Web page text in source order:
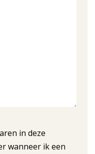
in deze
wanneer ik een